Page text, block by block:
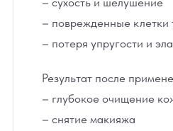
– поврежденные клетки
– потеря упругости и
Результат после
– глубокое очищение
– снятие макияжа